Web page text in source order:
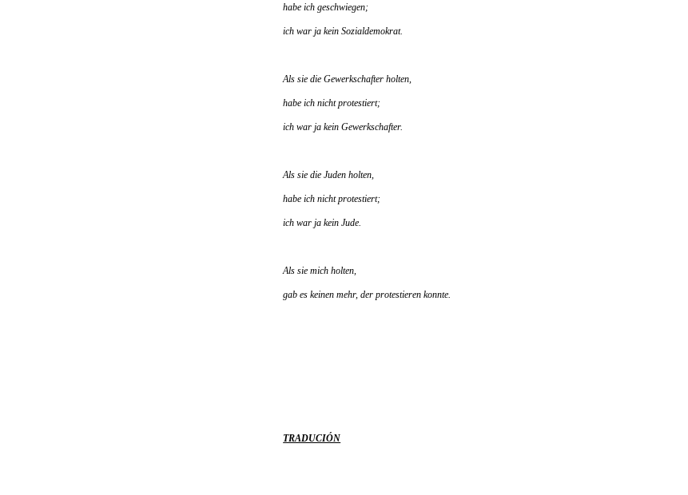
habe ich geschwiegen;
ich war ja kein Sozialdemokrat.
Als sie die Gewerkschafter holten,
habe ich nicht protestiert;
ich war ja kein Gewerkschafter.
Als sie die Juden holten,
habe ich nicht protestiert;
ich war ja kein Jude.
Als sie mich holten,
gab es keinen mehr, der protestieren konnte.
TRADUCIÓN